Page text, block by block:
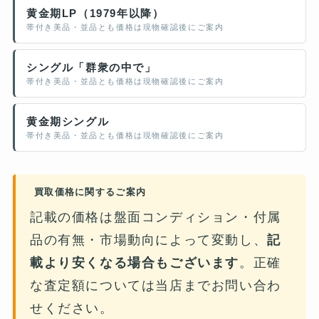
黄金期LP（1979年以降）
帯付き美品・並品とも価格は現物確認後にご案内
シングル「群衆の中で」
帯付き美品・並品とも価格は現物確認後にご案内
黄金期シングル
帯付き美品・並品とも価格は現物確認後にご案内
買取価格に関するご案内
記載の価格は盤面コンディション・付属
品の有無・市場動向によって変動し、記
載より安くなる場合もございます 。正確
な査定額については当店までお問い合わ
せください。